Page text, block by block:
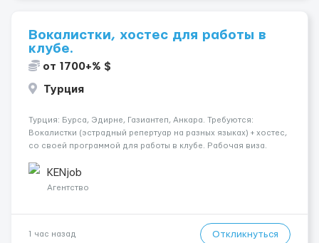
Вокалистки, хостес для работы в
клубе.
от 1700+% $
Турция
Турция: Бурса, Эдирне, Газиантеп, Анкара. Требуются:
Вокалистки (эстрадный репертуар на разных языках) + хостеc,
со своей программой для работы в клубе. Рабочая виза.
одного до трех месяцев. Мед. страховка. Высокая зарплат...
KENjob
Агентство
1 час назад Откликнуться